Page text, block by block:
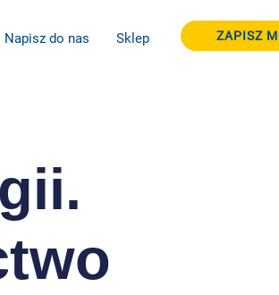
Napisz do nas Sklep ZAPISZ